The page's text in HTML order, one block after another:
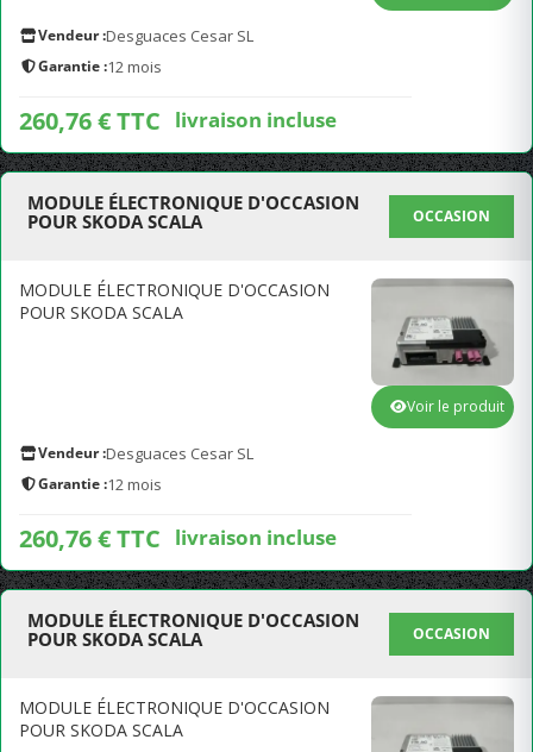
Vendeur :Desguaces Cesar SL
Garantie :12 mois
260,76 € TTC livraison incluse
MODULE ÉLECTRONIQUE D'OCCASION
POUR SKODA SCALA
OCCASION
MODULE ÉLECTRONIQUE D'OCCASION
POUR SKODA SCALA
Vendeur :Desguaces Cesar SL
Garantie :12 mois
260,76 € TTC livraison incluse
Voir le produit
MODULE ÉLECTRONIQUE D'OCCASION
POUR SKODA SCALA
OCCASION
MODULE ÉLECTRONIQUE D'OCCASION
POUR SKODA SCALA